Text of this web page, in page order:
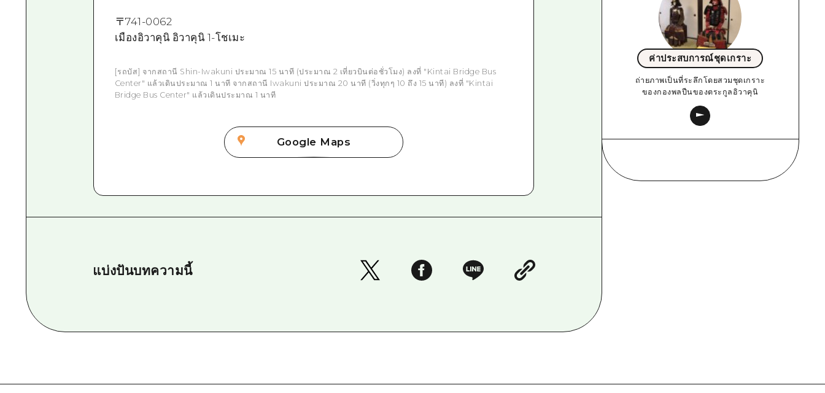
〒741-0062
เมืองอิวาคุนิ อิวาคุนิ 1-โชเมะ
[รถบัส] จากสถานี Shin-Iwakuni ประมาณ 15 นาที (ประมาณ 2 เที่ยวบินต่อชั่วโมง) ลงที่ "Kintai Bridge Bus
Center" แล้วเดินประมาณ 1 นาที จากสถานี Iwakuni ประมาณ 20 นาที (วิ่งทุกๆ 10 ถึง 15 นาที) ลงที่ "Kintai
Bridge Bus Center" แล้วเดินประมาณ 1 นาที
Google Maps
แบ่งปันบทความนี้
ค่าประสบการณ์ชุดเกราะ
ถ่ายภาพเป็นที่ระลึกโดยสวมชุดเกราะ
ของกองพลปืนของตระกูลอิวาคุนิ